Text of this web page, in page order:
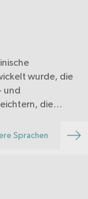
wurde, die
und
die
Sprachen